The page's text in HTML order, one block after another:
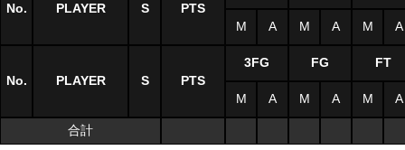
No. PLAYER S PTS
M A M A M A
No. PLAYER S PTS
3FG FG FT
M A M A M A
合計